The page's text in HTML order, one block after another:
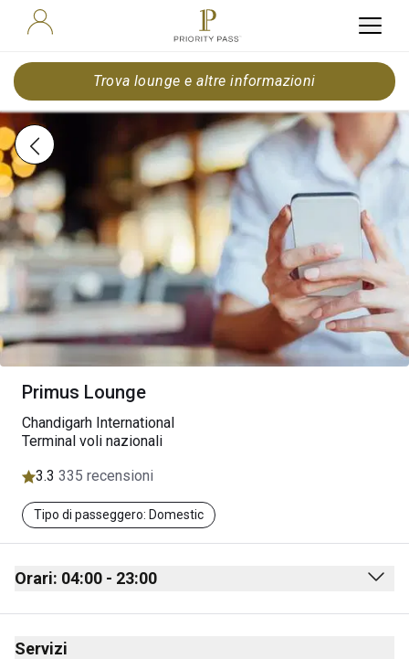
Trova lounge e altre informazioni
Primus Lounge
Chandigarh International
Terminal voli nazionali
3.3 335 recensioni
Tipo di passeggero: Domestic
Orari: 04:00 - 23:00
Monday 04:00 - 23:00
Tuesday
Servizi